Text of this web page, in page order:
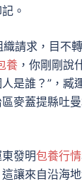
。
請求，目不
養 ，你剛剛說
是誰？”，臧
麥蓋提縣吐
發明包養行情
讓來自沿海